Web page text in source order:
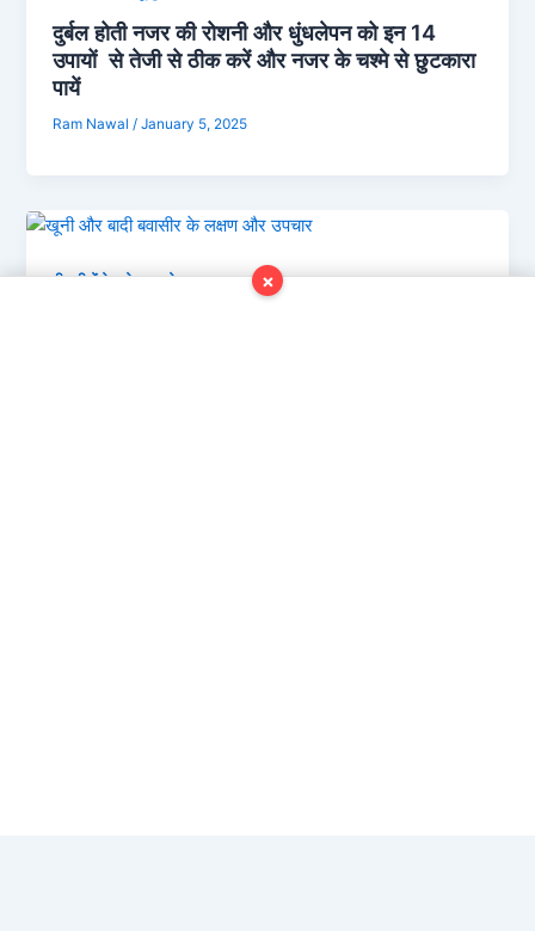
दुर्बल होती नजर की रोशनी और धुंधलेपन को इन 14
उपायों से तेजी से ठीक करें और नजर के चश्मे से छुटकारा
पायें
Ram Nawal/January 5, 2025
बीमारीयों के घरेलू नुस्खे ×